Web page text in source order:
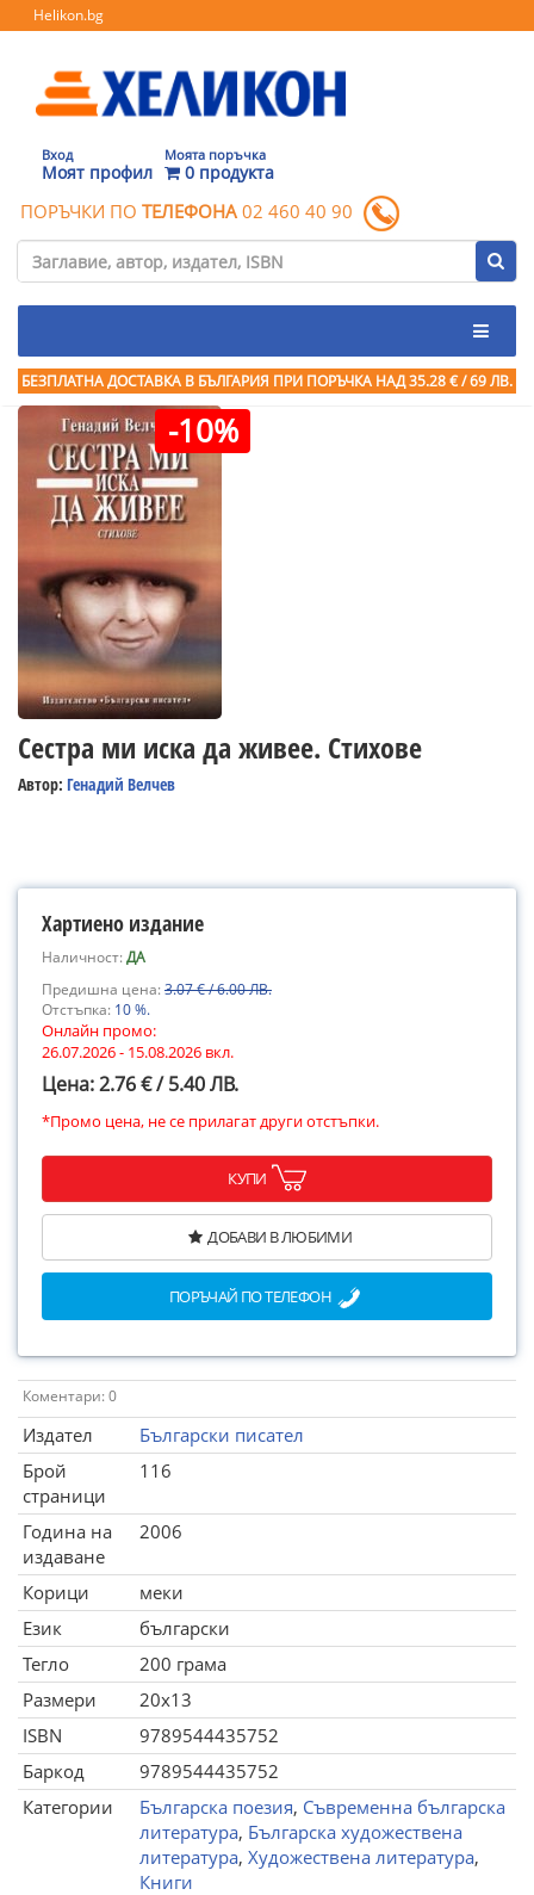
Helikon.bg
Вход
Моят профил
Моята поръчка
0 продукта
ПОРЪЧКИ ПО ТЕЛЕФОНА 02 460 40 90
БЕЗПЛАТНА ДОСТАВКА В БЪЛГАРИЯ ПРИ ПОРЪЧКА НАД 35.28 € / 69 ЛВ.
-10%
Сестра ми иска да живее. Стихове
Автор: Генадий Велчев
Хартиено издание
Наличност:ДА
Предишна цена:3.07 € / 6.00 ЛВ.
Отстъпка: 10 %.
Онлайн промо:
26.07.2026 - 15.08.2026 вкл.
Цена: 2.76 € / 5.40 ЛВ.
*Промо цена, не се прилагат други отстъпки.
КУПИ
ДОБАВИ В ЛЮБИМИ
ПОРЪЧАЙ ПО ТЕЛЕФОН
Коментари: 0
Издател
Български писател
Брой
страници
116
Година на
издаване
2006
Корици
меки
Език
български
Тегло
200 грама
Размери
20x13
ISBN
9789544435752
Баркод
9789544435752
Категории
Българска поезия, Съвременна българска
литература, Българска художествена
литература, Художествена литература,
Книги